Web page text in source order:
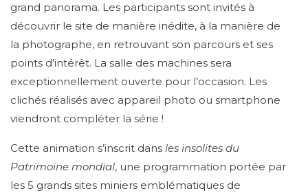
grand panorama. Les participants sont invités à
découvrir le site de manière inédite, à la manière de
la photographe, en retrouvant son parcours et ses
points d’intérêt. La salle des machines sera
exceptionnellement ouverte pour l’occasion. Les
clichés réalisés avec appareil photo ou smartphone
viendront compléter la série !
Cette animation s’inscrit dans les insolites du
Patrimoine mondial, une programmation portée par
les 5 grands sites miniers emblématiques de